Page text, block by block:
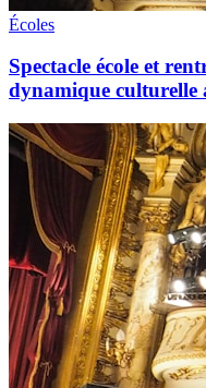
Écoles
Spectacle école et
dynamique culturelle